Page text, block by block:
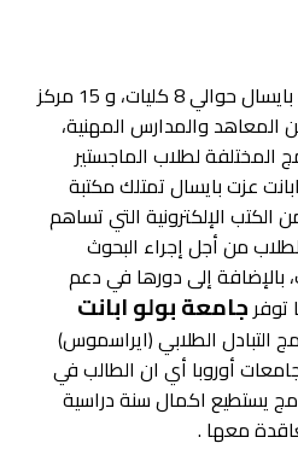
تضم جامعة بولو ابانت عزت بايسال حوالي 8 كليات، و 15 مركز
المعاهد والمدارس المهنية،
المختلفة لطلاب الماجستير
عزت بايسال تمتلك مكتبة
الإلكترونية التي تساهم
من أجل إجراء البحوث
بالإضافة إلى دورها في دعم
جامعة بولو ابانت
التبادل الطلابي (ايراسموس)
أوروبا أي ان الطالب في
يستطيع اكمال سنة دراسية
معها .